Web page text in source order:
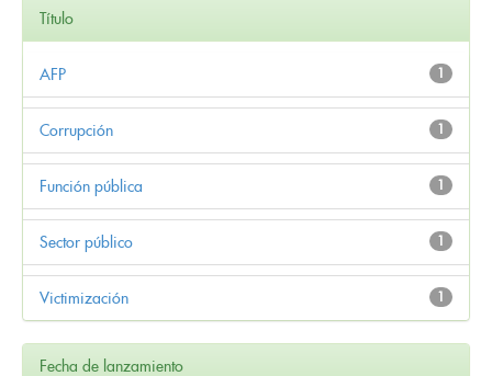
Título
1
AFP
1
Corrupción
1
Función pública
1
Sector público
1
Victimización
Fecha de lanzamiento